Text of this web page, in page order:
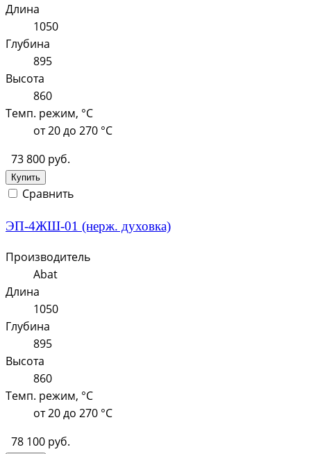
Длина
1050
Глубина
895
Высота
860
Темп. режим, °C
от 20 до 270 °С
73 800 руб.
Купить
Сравнить
ЭП-4ЖШ-01 (нерж. духовка)
Производитель
Abat
Длина
1050
Глубина
895
Высота
860
Темп. режим, °C
от 20 до 270 °С
78 100 руб.